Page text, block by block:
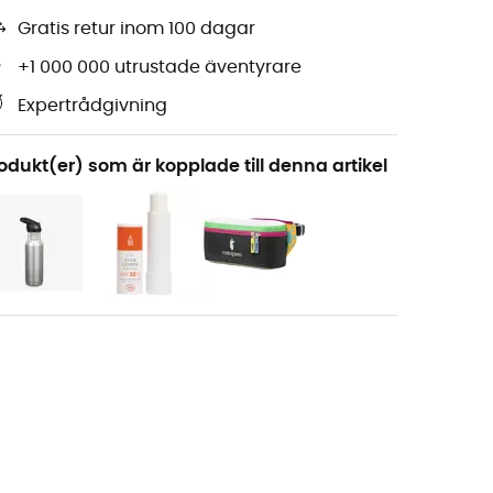
Gratis retur inom 100 dagar
+1 000 000 utrustade äventyrare
Expertrådgivning
som är kopplade till denna artikel